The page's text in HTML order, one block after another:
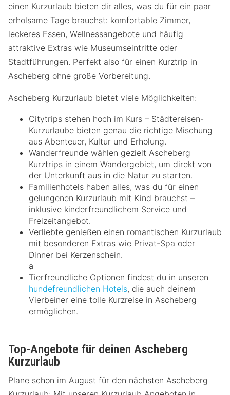
einen Kurzurlaub bieten dir alles, was du für ein paar
erholsame Tage brauchst: komfortable Zimmer,
leckeres Essen, Wellnessangebote und häufig
attraktive Extras wie Museumseintritte oder
Stadtführungen. Perfekt also für einen Kurztrip in
Ascheberg ohne große Vorbereitung.
Ascheberg Kurzurlaub bietet viele Möglichkeiten:
Citytrips stehen hoch im Kurs – Städtereisen-
Kurzurlaube bieten genau die richtige Mischung
aus Abenteuer, Kultur und Erholung.
Wanderfreunde wählen gezielt Ascheberg
Kurztrips in einem Wandergebiet, um direkt von
der Unterkunft aus in die Natur zu starten.
Familienhotels haben alles, was du für einen
gelungenen Kurzurlaub mit Kind brauchst –
inklusive kinderfreundlichem Service und
Freizeitangebot.
Verliebte genießen einen romantischen Kurzurlaub
mit besonderen Extras wie Privat-Spa oder
Dinner bei Kerzenschein.
a
Tierfreundliche Optionen findest du in unseren
hundefreundlichen Hotels, die auch deinem
Vierbeiner eine tolle Kurzreise in Ascheberg
ermöglichen.
Top-Angebote für deinen Ascheberg
Kurzurlaub
Plane schon im August für den nächsten Ascheberg